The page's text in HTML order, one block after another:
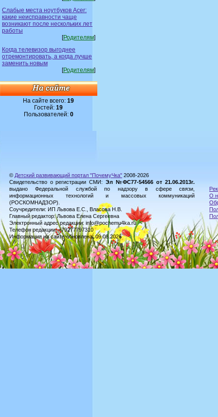
Слабые места ноутбуков Acer:
какие неисправности чаще
возникают после нескольких лет
работы
[Родителям]
Когда телевизор выгоднее
отремонтировать, а когда лучше
заменить новым
[Родителям]
На сайте всего:19
Гостей:19
Пользователей: 0
© Детский развивающий портал "ПочемуЧка" 2008-2026
Свидетельство о регистрации СМИ: Эл №ФС77-54566 от 21.06.2013г.
выдано Федеральной службой по надзору в сфере связи,
информационных технологий и массовых коммуникаций
(РОСКОМНАДЗОР).
Соучредители: ИП Львова Е.С., Власова Н.В.
Главный редактор: Львова Елена Сергеевна
Электронный адрес редакции: info@pochemu4ka.ru
Телефон редакции: +79277797310
Информация на сайте обновлена: 09.08.2026
О